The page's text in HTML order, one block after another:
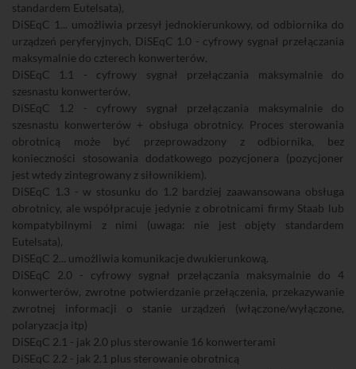
standardem Eutelsata),
DiSEqC 1... umożliwia przesył jednokierunkowy, od odbiornika do
urządzeń peryferyjnych, DiSEqC 1.0 - cyfrowy sygnał przełączania
maksymalnie do czterech konwerterów,
DiSEqC 1.1 - cyfrowy sygnał przełączania maksymalnie do
szesnastu konwerterów,
DiSEqC 1.2 - cyfrowy sygnał przełączania maksymalnie do
szesnastu konwerterów + obsługa obrotnicy. Proces sterowania
obrotnicą może być przeprowadzony z odbiornika, bez
konieczności stosowania dodatkowego pozycjonera (pozycjoner
jest wtedy zintegrowany z siłownikiem).
DiSEqC 1.3 - w stosunku do 1.2 bardziej zaawansowana obsługa
obrotnicy, ale współpracuje jedynie z obrotnicami firmy Staab lub
kompatybilnymi z nimi (uwaga: nie jest objęty standardem
Eutelsata),
DiSEqC 2... umożliwia komunikacje dwukierunkową.
DiSEqC 2.0 - cyfrowy sygnał przełączania maksymalnie do 4
konwerterów, zwrotne potwierdzanie przełączenia, przekazywanie
zwrotnej informacji o stanie urządzeń (włączone/wyłączone,
polaryzacja itp)
DiSEqC 2.1 - jak 2.0 plus sterowanie 16 konwerterami
DiSEqC 2.2 - jak 2.1 plus sterowanie obrotnicą